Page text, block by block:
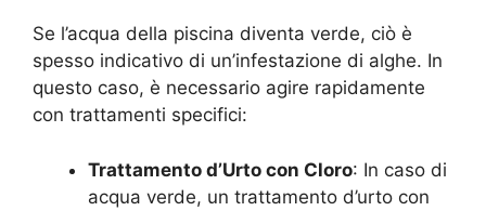
Se l’acqua della piscina diventa verde, ciò è
spesso indicativo di un’infestazione di alghe. In
questo caso, è necessario agire rapidamente
con trattamenti specifici:
Trattamento d’Urto con Cloro: In caso di
acqua verde, un trattamento d’urto con